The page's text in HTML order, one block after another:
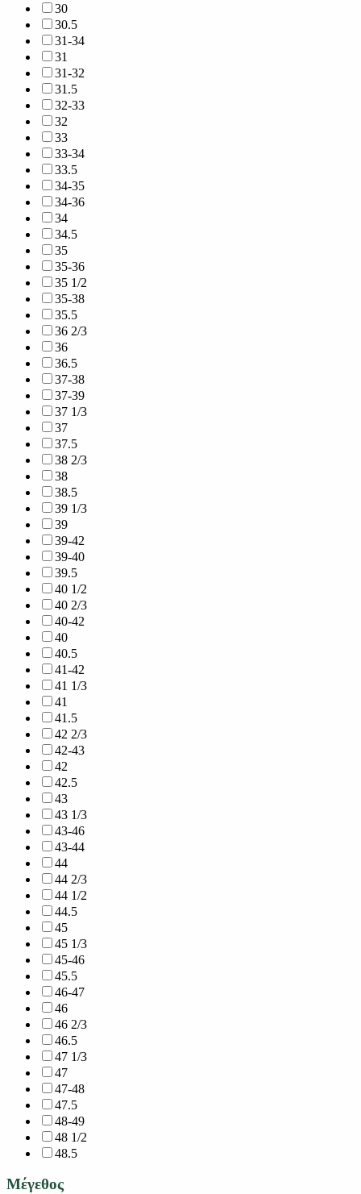
30
30.5
31-34
31
31-32
31.5
32-33
32
33
33-34
33.5
34-35
34-36
34
34.5
35
35-36
35 1/2
35-38
35.5
36 2/3
36
36.5
37-38
37-39
37 1/3
37
37.5
38 2/3
38
38.5
39 1/3
39
39-42
39-40
39.5
40 1/2
40 2/3
40-42
40
40.5
41-42
41 1/3
41
41.5
42 2/3
42-43
42
42.5
43
43 1/3
43-46
43-44
44
44 2/3
44 1/2
44.5
45
45 1/3
45-46
45.5
46-47
46
46 2/3
46.5
47 1/3
47
47-48
47.5
48-49
48 1/2
48.5
Μέγεθος